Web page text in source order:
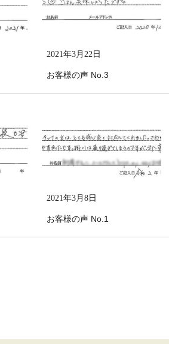
お客様の声 No.3
2021年3月22日
お客様の声 No.1
2021年3月8日